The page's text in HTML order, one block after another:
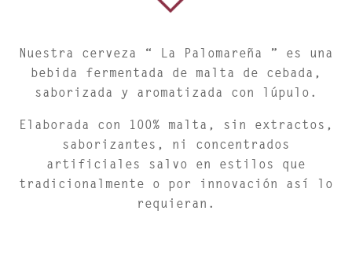
Nuestra cerveza “ La Palomareña ” es una
bebida fermentada de malta de cebada,
saborizada y aromatizada con lúpulo.
Elaborada con 100% malta, sin extractos,
saborizantes, ni concentrados
artificiales salvo en estilos que
tradicionalmente o por innovación así lo
requieran.